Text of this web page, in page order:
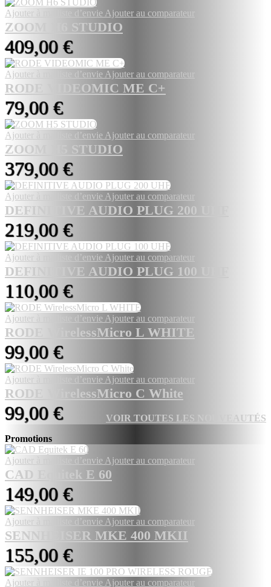
Ajouter à ma liste d’envie Ajouter au comparateur
ZOOM H6 STUDIO
409,00 €
Ajouter à ma liste d’envie Ajouter au comparateur
RODE VIDEOMIC ME C+
79,00 €
Ajouter à ma liste d’envie Ajouter au comparateur
ZOOM H5 STUDIO
379,00 €
Ajouter à ma liste d’envie Ajouter au comparateur
DEFINITIVE AUDIO PLUG 200 UHF
219,00 €
Ajouter à ma liste d’envie Ajouter au comparateur
DEFINITIVE AUDIO PLUG 100 UHF
110,00 €
Ajouter à ma liste d’envie Ajouter au comparateur
RODE WirelessMicro L WHITE
99,00 €
Ajouter à ma liste d’envie Ajouter au comparateur
RODE WirelessMicro C White
99,00 €
VOIR TOUTES LES NOUVEAUTÉS
Promotions
Ajouter à ma liste d’envie Ajouter au comparateur
CAD Equitek E 60
149,00 €
Ajouter à ma liste d’envie Ajouter au comparateur
SENNHEISER MKE 400 MKII
155,00 €
Ajouter à ma liste d’envie Ajouter au comparateur